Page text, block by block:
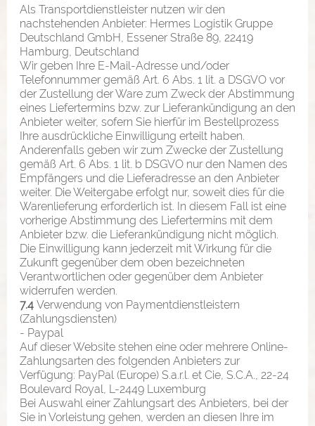
Als Transportdienstleister nutzen wir den
nachstehenden Anbieter: Hermes Logistik Gruppe
Deutschland GmbH, Essener Straße 89, 22419
Hamburg, Deutschland
Wir geben Ihre E-Mail-Adresse und/oder
Telefonnummer gemäß Art. 6 Abs. 1 lit. a DSGVO vor
der Zustellung der Ware zum Zweck der Abstimmung
eines Liefertermins bzw. zur Lieferankündigung an den
Anbieter weiter, sofern Sie hierfür im Bestellprozess
Ihre ausdrückliche Einwilligung erteilt haben.
Anderenfalls geben wir zum Zwecke der Zustellung
gemäß Art. 6 Abs. 1 lit. b DSGVO nur den Namen des
Empfängers und die Lieferadresse an den Anbieter
weiter. Die Weitergabe erfolgt nur, soweit dies für die
Warenlieferung erforderlich ist. In diesem Fall ist eine
vorherige Abstimmung des Liefertermins mit dem
Anbieter bzw. die Lieferankündigung nicht möglich.
Die Einwilligung kann jederzeit mit Wirkung für die
Zukunft gegenüber dem oben bezeichneten
Verantwortlichen oder gegenüber dem Anbieter
widerrufen werden.
7.4 Verwendung von Paymentdienstleistern
(Zahlungsdiensten)
- Paypal
Auf dieser Website stehen eine oder mehrere Online-
Zahlungsarten des folgenden Anbieters zur
Verfügung: PayPal (Europe) S.a.r.l. et Cie, S.C.A., 22-24
Boulevard Royal, L-2449 Luxemburg
Bei Auswahl einer Zahlungsart des Anbieters, bei der
Sie in Vorleistung gehen, werden an diesen Ihre im